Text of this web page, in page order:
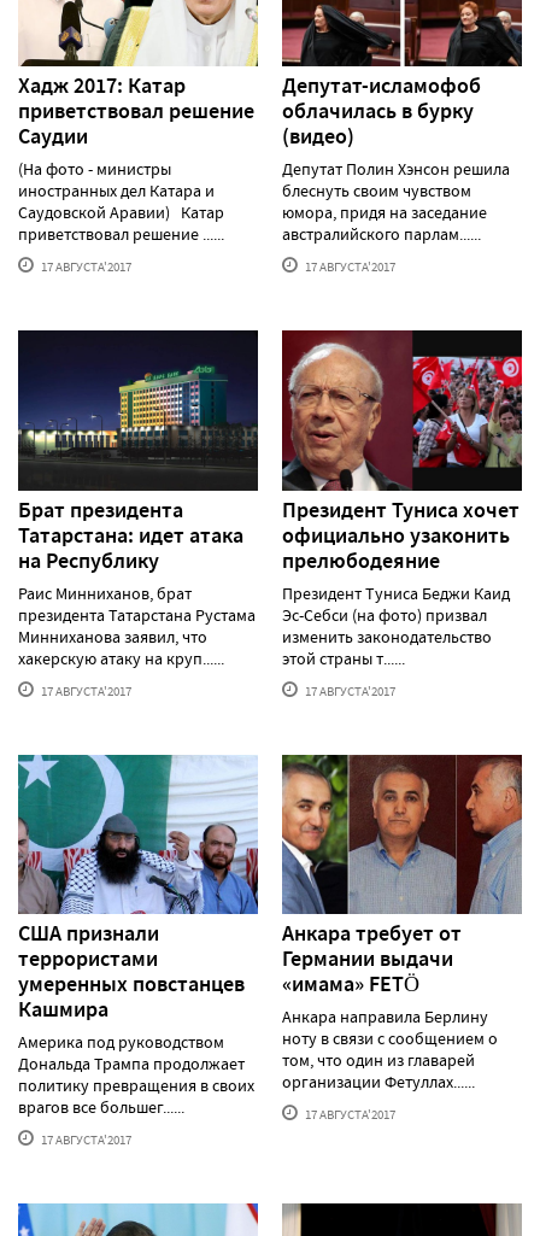
Хадж 2017: Катар
приветствовал решение
Саудии
(На фото - министры
иностранных дел Катара и
Саудовской Аравии) Катар
приветствовал решение ......
17 АВГУСТА'2017
Депутат-исламофоб
облачилась в бурку
(видео)
Депутат Полин Хэнсон решила
блеснуть своим чувством
юмора, придя на заседание
австралийского парлам......
17 АВГУСТА'2017
Брат президента
Татарстана: идет атака
на Республику
Раис Минниханов, брат
президента Татарстана Рустама
Минниханова заявил, что
хакерскую атаку на круп......
17 АВГУСТА'2017
Президент Туниса хочет
официально узаконить
прелюбодеяние
Президент Туниса Беджи Каид
Эс-Себси (на фото) призвал
изменить законодательство
этой страны т......
17 АВГУСТА'2017
США признали
террористами
умеренных повстанцев
Кашмира
Америка под руководством
Дональда Трампа продолжает
политику превращения в своих
врагов все большег......
17 АВГУСТА'2017
Анкара требует от
Германии выдачи
«имама» FETÖ
Анкара направила Берлину
ноту в связи с сообщением о
том, что один из главарей
организации Фетуллах......
17 АВГУСТА'2017